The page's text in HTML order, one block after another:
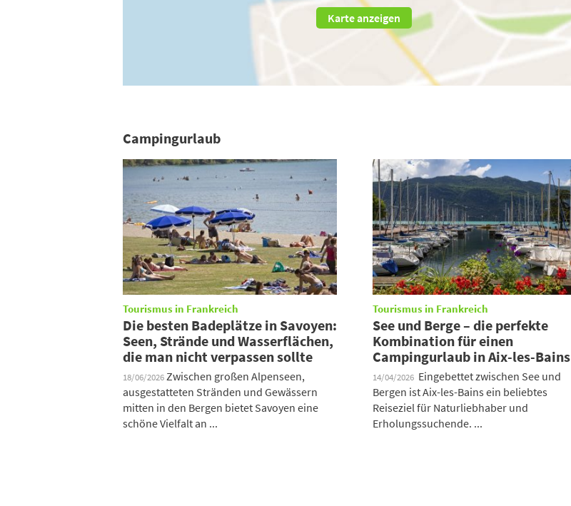
Karte anzeigen
Campingurlaub
Tourismus in Frankreich
Die besten Badeplätze in Savoyen:
Seen, Strände und Wasserflächen,
die man nicht verpassen sollte
18/06/2026 Zwischen großen Alpenseen,
ausgestatteten Stränden und Gewässern
mitten in den Bergen bietet Savoyen eine
schöne Vielfalt an ...
Tourismus in Frankreich
See und Berge – die perfekte
Kombination für einen
Campingurlaub in Aix-les-Bains
14/04/2026 Eingebettet zwischen See und
Bergen ist Aix-les-Bains ein beliebtes
Reiseziel für Naturliebhaber und
Erholungssuchende. ...